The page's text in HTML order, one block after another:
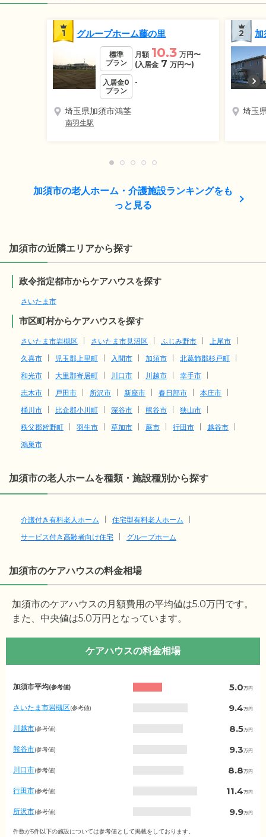
1 グループホーム藤の里
標準
プラン
月額 10.3 万円〜
(入居金 7 万円〜)
入居金0
プラン
-
埼玉県加須市鴻茎
南羽生駅
2
埼玉
加須市の老人ホーム・介護施設ランキングをも
っと見る
加須市の近隣エリアから探す
政令指定都市からケアハウスを探す
さいたま市
市区町村からケアハウスを探す
さいたま市岩槻区 さいたま市見沼区 ふじみ野市
上尾市
久喜市
児玉郡上里町 入間市 加須市
北葛飾郡杉戸町
和光市
大里郡寄居町 川口市 川越市
幸手市
志木市
戸田市 所沢市 新座市 春日部市
本庄市
桶川市
比企郡小川町 深谷市 熊谷市
狭山市
秩父郡皆野町
羽生市 草加市 蕨市 行田市
越谷市
鴻巣市
加須市の老人ホームを種類・施設種別から探す
介護付き有料老人ホーム
住宅型有料老人ホーム
サービス付き高齢者向け住宅
グループホーム
加須市のケアハウスの料金相場
加須市のケアハウスの月額費用の平均値は5.0万円です。
また、中央値は5.0万円となっています。
ケアハウスの料金相場
埼
玉
の
月
額
費
用
相
（市
町
別）
加須市平均(参考値) 5.0万円
さいたま市岩槻区(参考値) 9.4万円
川越市(参考値) 8.5万円
熊谷市(参考値) 9.3万円
川口市(参考値) 8.8万円
行田市(参考値) 11.4万円
所沢市(参考値) 9.9万円
本庄市(参考値)
件数が5件以下の施設については参考値として掲載をしております。